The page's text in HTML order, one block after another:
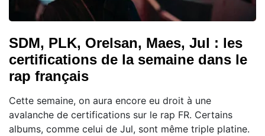
SDM, PLK, Orelsan, Maes, Jul : les
certifications de la semaine dans le
rap français
Cette semaine, on aura encore eu droit à une
avalanche de certifications sur le rap FR. Certains
albums, comme celui de Jul, sont même triple platine.